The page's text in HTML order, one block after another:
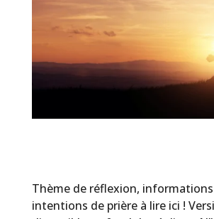
Thème de réflexion,
intentions de prière à lire ici !